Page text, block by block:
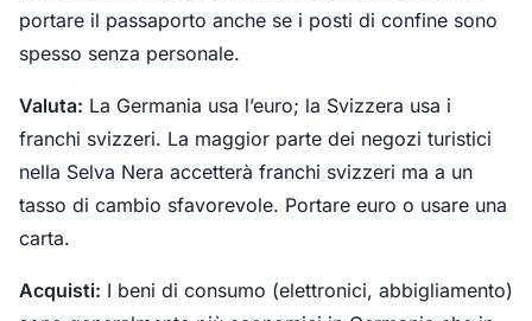
portare il passaporto anche se i posti di confine sono
spesso senza personale.
Valuta: La Germania usa l’euro; la Svizzera usa i
franchi svizzeri. La maggior parte dei negozi turistici
nella Selva Nera accetterà franchi svizzeri ma a un
tasso di cambio sfavorevole. Portare euro o usare una
carta.
Acquisti: I beni di consumo (elettronici, abbigliamento)